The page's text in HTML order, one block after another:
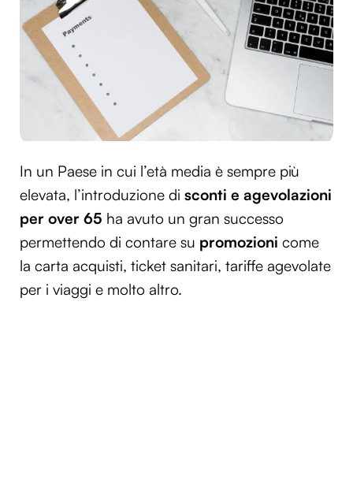
In un Paese in cui l’età media è sempre più
elevata, l’introduzione di sconti e agevolazioni
per over 65 ha avuto un gran successo
permettendo di contare su promozioni come
la carta acquisti, ticket sanitari, tariffe agevolate
per i viaggi e molto altro.